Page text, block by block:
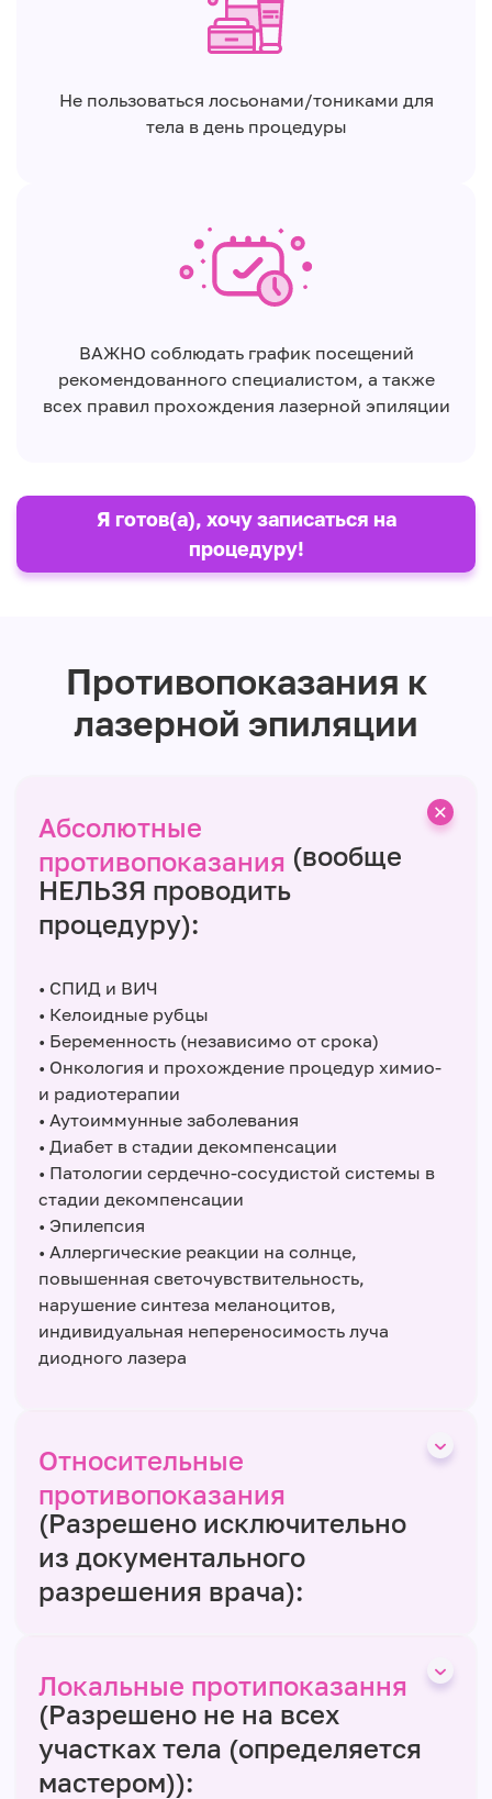
Не пользоваться лосьонами/тониками для
тела в день процедуры
ВАЖНО соблюдать график посещений
рекомендованного специалистом, а также
всех правил прохождения лазерной эпиляции
Я готов(а), хочу записаться на
процедуру!
Противопоказания к
лазерной эпиляции
Абсолютные
противопоказания (вообще
НЕЛЬЗЯ проводить
процедуру):
• СПИД и ВИЧ
• Келоидные рубцы
• Беременность (независимо от срока)
• Онкология и прохождение процедур химио-
и радиотерапии
• Аутоиммунные заболевания
• Диабет в стадии декомпенсации
• Патологии сердечно-сосудистой системы в
стадии декомпенсации
• Эпилепсия
• Аллергические реакции на солнце,
повышенная светочувствительность,
нарушение синтеза меланоцитов,
индивидуальная непереносимость луча
диодного лазера
Относительные
противопоказания
(Разрешено исключительно
из документального
разрешения врача):
Локальные протипоказання
(Разрешено не на всех
участках тела (определяется
мастером)):